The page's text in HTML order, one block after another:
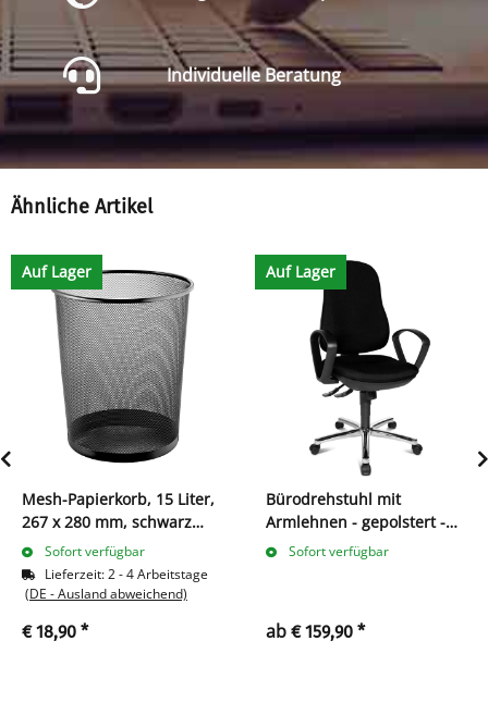
Individuelle Beratung
Ähnliche Artikel
Auf Lager
Mesh-Papierkorb, 15 Liter,
267 x 280 mm, schwarz
606150
Sofort verfügbar
Lieferzeit:2 - 4 Arbeitstage
(DE - Ausland abweichend)
€ 18,90 *
Auf Lager
Bürodrehstuhl mit
Armlehnen - gepolstert -
Chromfußkreuz
Sofort verfügbar
ab € 159,90 *